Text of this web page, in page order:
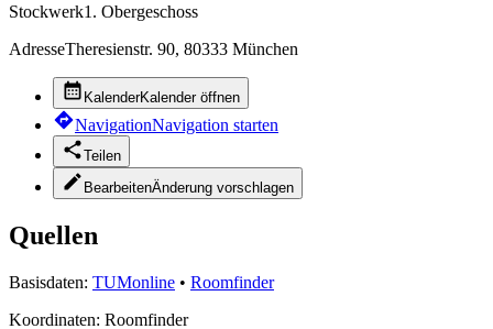
Stockwerk1. Obergeschoss
AdresseTheresienstr. 90, 80333 München
KalenderKalender öffnen
NavigationNavigation starten
Teilen
BearbeitenÄnderung vorschlagen
Quellen
Basisdaten: TUMonline • Roomfinder
Koordinaten: Roomfinder